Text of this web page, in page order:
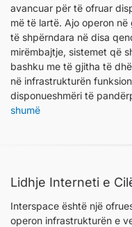
avancuar për të ofruar
më të lartë. Ajo operon
të shpërndara në disa
mirëmbajtje, sistemet që
bashku me të gjitha të
në infrastrukturën
disponueshmëri të
shumë
Lidhje Interneti e
Interspace është një
operon infrastrukturën e